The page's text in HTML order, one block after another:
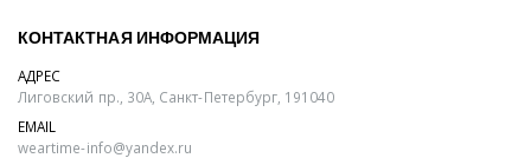
КОНТАКТНАЯ ИНФОРМАЦИЯ
АДРЕС
Лиговский пр., 30А, Санкт-Петербург, 191040
EMAIL
weartime-info@yandex.ru